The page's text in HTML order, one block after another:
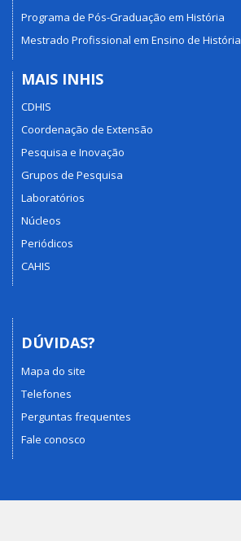
Programa de Pós-Graduação em História
Mestrado Profissional em Ensino de História
MAIS INHIS
CDHIS
Coordenação de Extensão
Pesquisa e Inovação
Grupos de Pesquisa
Laboratórios
Núcleos
Periódicos
CAHIS
DÚVIDAS?
Mapa do site
Telefones
Perguntas frequentes
Fale conosco